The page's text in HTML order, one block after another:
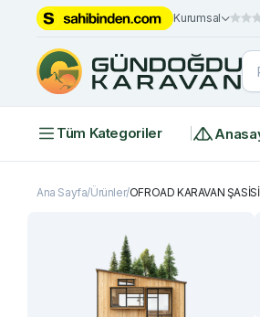
Kurumsal
Tüm Kategoriler
Ana Sayfa Ürünler OFROAD KARAVAN ŞASİSİ